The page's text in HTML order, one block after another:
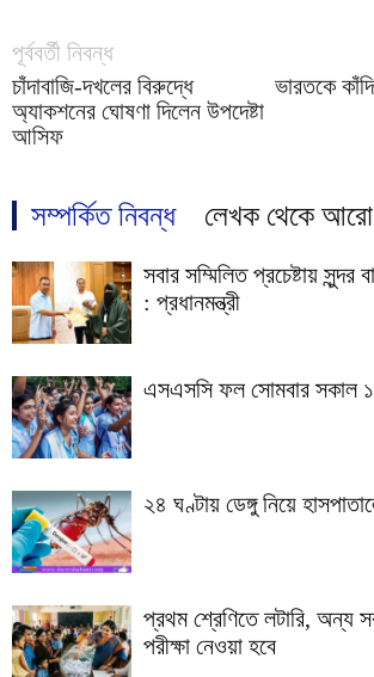
পূর্ববর্তী নিবন্ধ
চাঁদাবাজি-দখলের বিরুদ্ধে
অ্যাকশনের ঘোষণা দিলেন উপদেষ্টা
আসিফ
ভারতকে
সম্পর্কিত নিবন্ধ লেখক থেকে আরো
সবার সম্মিলিত প্রচেষ্টায় সুন্দর
: প্রধানমন্ত্রী
এসএসসি ফল সোমবার সকাল
২৪ ঘণ্টায় ডেঙ্গু নিয়ে
প্রথম শ্রেণিতে লটারি, অন্য
পরীক্ষা নেওয়া হবে